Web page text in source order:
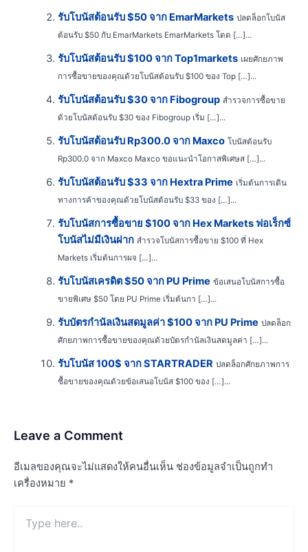
รับโบนัสต้อนรับ $50 จาก EmarMarkets ปลดล็อกโบนัส
ต้อนรับ $50 กับ EmarMarkets EmarMarkets โดด […]...
รับโบนัสต้อนรับ $100 จาก Top1markets เผยศักยภาพ
การซื้อขายของคุณด้วยโบนัสต้อนรับ $100 ของ Top […]...
รับโบนัสต้อนรับ $30 จาก Fibogroup สำรวจการซื้อขาย
ด้วยโบนัสต้อนรับ $30 ของ Fibogroup เริ่ม […]...
รับโบนัสต้อนรับ Rp300.0 จาก Maxco โบนัสต้อนรับ
Rp300.0 จาก Maxco Maxco ขอแนะนำโอกาสพิเศษส […]...
รับโบนัสต้อนรับ $33 จาก Hextra Prime เริ่มต้นการเดิน
ทางการค้าของคุณด้วยโบนัสต้อนรับ $33 ของ […]...
รับโบนัสการซื้อขาย $100 จาก Hex Markets ฟอเร็กซ์
โบนัสไม่มีเงินฝาก สำรวจโบนัสการซื้อขาย $100 ที่ Hex
Markets เริ่มต้นการผจ […]...
รับโบนัสเครดิต $50 จาก PU Prime ข้อเสนอโบนัสการซื้อ
ขายพิเศษ $50 โดย PU Prime เริ่มต้นกา […]...
รับบัตรกำนัลเงินสดมูลค่า $100 จาก PU Prime ปลดล็อก
ศักยภาพการซื้อขายของคุณด้วยบัตรกำนัลเงินสดมูลค่า […]...
รับโบนัส 100$ จาก STARTRADER ปลดล็อกศักยภาพการ
ซื้อขายของคุณด้วยข้อเสนอโบนัส $100 ของ […]...
Leave a Comment
อีเมลของคุณจะไม่แสดงให้คนอื่นเห็น ช่องข้อมูลจำเป็นถูกทำ
เครื่องหมาย *
here..